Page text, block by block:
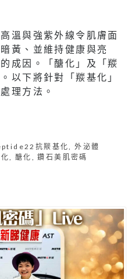
溫與強紫外線令肌膚面
黃、並維持健康與亮
成因。「醣化」及「羰
以下將針對「羰基化」
理方法。
抗羰基化,外泌體
, 醣化 ,鑽石美肌密碼